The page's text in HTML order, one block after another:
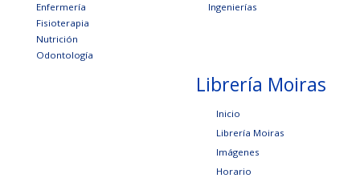
Enfermería
Fisioterapia
Nutrición
Odontología
Ingenierías
Librería Moiras
Inicio
Librería Moiras
Imágenes
Horario